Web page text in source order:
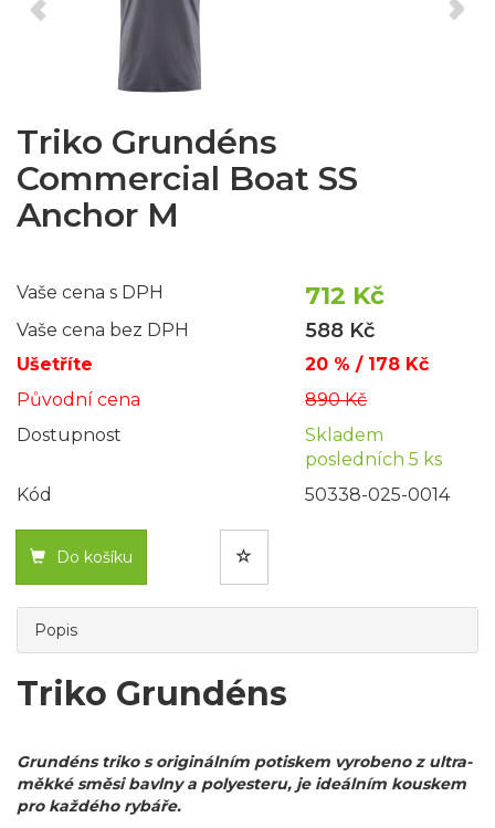
Triko Grundéns
Commercial Boat SS
Anchor M
Vaše cena s DPH 712 Kč
Vaše cena bez DPH 588 Kč
Ušetříte
20 % / 178 Kč
Původní cena
890 Kč
Dostupnost
Skladem
posledních 5 ks
Kód
50338-025-0014
Do košíku
Popis
Triko Grundéns
Grundéns triko s originálním potiskem vyrobeno z ultra-
měkké směsi bavlny a polyesteru, je ideálním kouskem
pro každého rybáře.